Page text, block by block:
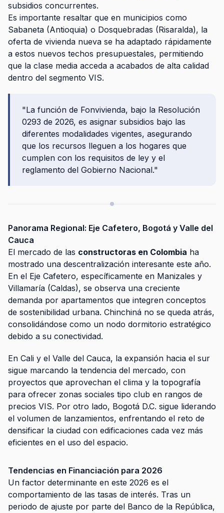
subsidios concurrentes.
Es importante resaltar que en municipios como
Sabaneta (Antioquia) o Dosquebradas (Risaralda), la
oferta de vivienda nueva se ha adaptado rápidamente
a estos nuevos techos presupuestales, permitiendo
que la clase media acceda a acabados de alta calidad
dentro del segmento VIS.
"La función de Fonvivienda, bajo la Resolución
0293 de 2026, es asignar subsidios bajo las
diferentes modalidades vigentes, asegurando
que los recursos lleguen a los hogares que
cumplen con los requisitos de ley y el
reglamento del Gobierno Nacional."
Panorama Regional: Eje Cafetero, Bogotá y Valle del
Cauca
El mercado de las constructoras en Colombia ha
mostrado una descentralización interesante este año.
En el Eje Cafetero, específicamente en Manizales y
Villamaría (Caldas), se observa una creciente
demanda por apartamentos que integren conceptos
de sostenibilidad urbana. Chinchiná no se queda atrás,
consolidándose como un nodo dormitorio estratégico
debido a su conectividad.
En Cali y el Valle del Cauca, la expansión hacia el sur
sigue marcando la tendencia del mercado, con
proyectos que aprovechan el clima y la topografía
para ofrecer zonas sociales tipo club en rangos de
precios VIS. Por otro lado, Bogotá D.C. sigue liderando
el volumen de lanzamientos, enfrentando el reto de
densificar la ciudad con edificaciones cada vez más
eficientes en el uso del espacio.
Tendencias en Financiación para 2026
Un factor determinante en este 2026 es el
comportamiento de las tasas de interés. Tras un
periodo de ajuste por parte del Banco de la República,